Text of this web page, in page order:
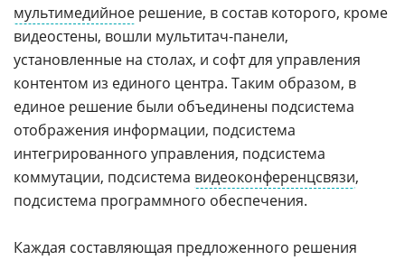
мультимедийное решение, в состав которого, кроме
видеостены, вошли мультитач-панели,
установленные на столах, и софт для управления
контентом из единого центра. Таким образом, в
единое решение были объединены подсистема
отображения информации, подсистема
интегрированного управления, подсистема
коммутации, подсистема видеоконференцсвязи,
подсистема программного обеспечения.
Каждая составляющая предложенного решения